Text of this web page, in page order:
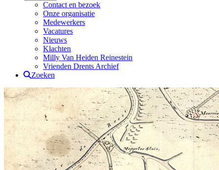
Contact en bezoek
Onze organisatie
Medewerkers
Vacatures
Nieuws
Klachten
Milly Van Heiden Reinestein
Vrienden Drents Archief
Zoeken
Drents Archief